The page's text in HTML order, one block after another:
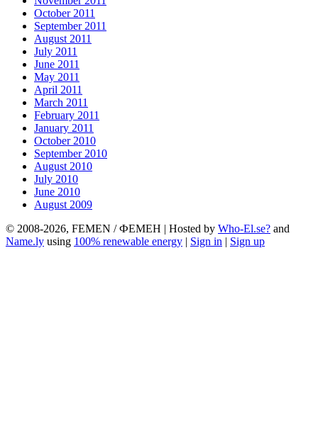
October 2011
September 2011
August 2011
July 2011
June 2011
May 2011
April 2011
March 2011
February 2011
January 2011
October 2010
September 2010
August 2010
July 2010
June 2010
August 2009
© 2008-2026, FEMEN / ФЕМЕН | Hosted by Who-El.se? and
Name.ly using 100% renewable energy | Sign in | Sign up